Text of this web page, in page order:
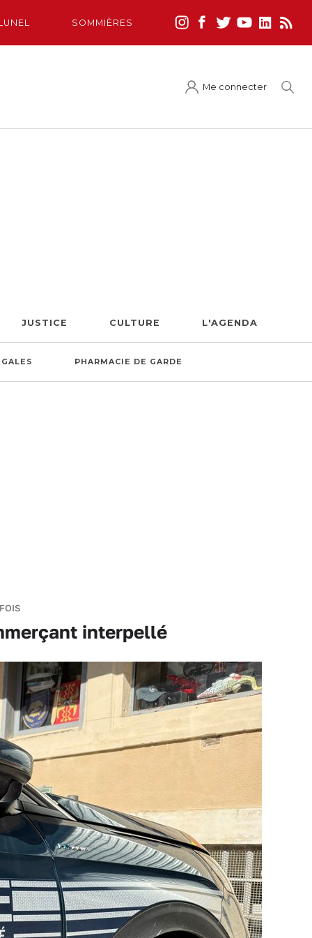
SOMMIÈRES
Me connecter
JUSTICE CULTURE L'AGENDA
PHARMACIE DE GARDE
interpellé